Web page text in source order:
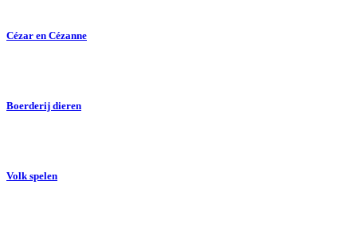
Cézar en Cézanne
Boerderij dieren
Volk spelen